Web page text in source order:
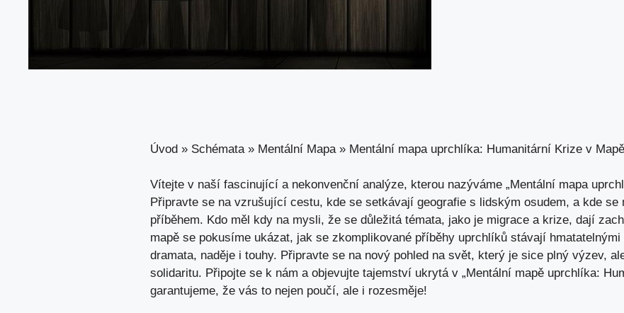
Úvod » Schémata » Mentální Mapa » Mentální mapa uprchlíka: Humanitární Krize v Mapě
Vítejte v naší fascinující a nekonvenční analýze, kterou nazýváme „Mentální mapa
Připravte se na vzrušující cestu, kde se setkávají geografie s lidským osudem, a kde se
příběhem. Kdo měl kdy na mysli, že se důležitá témata, jako je migrace a krize, dají
mapě se pokusíme ukázat, jak se zkomplikované příběhy uprchlíků stávají
dramata, naděje i touhy. Připravte se na nový pohled na svět, který je sice plný výzev,
solidaritu. Připojte se k nám a objevujte tajemství ukrytá v „Mentální mapě uprchlíka:
garantujeme, že vás to nejen poučí, ale i rozesměje!